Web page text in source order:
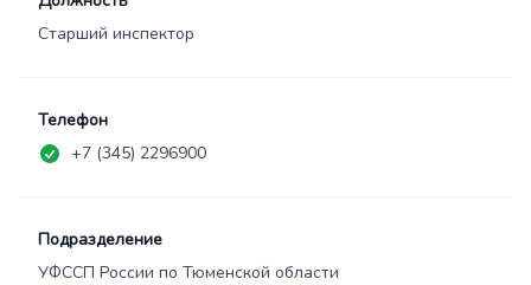
Старший инспектор
Телефон
+7 (345) 2296900
Подразделение
УФССП России по Тюменской области